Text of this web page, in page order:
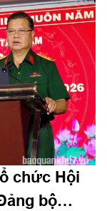
mới của Thành
kỷ niệm 50
Chí Minh và
mại cổ phần
chức Hội
bộ